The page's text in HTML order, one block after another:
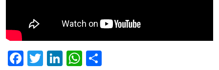
Facebook
Twitter
LinkedInWhatsApp